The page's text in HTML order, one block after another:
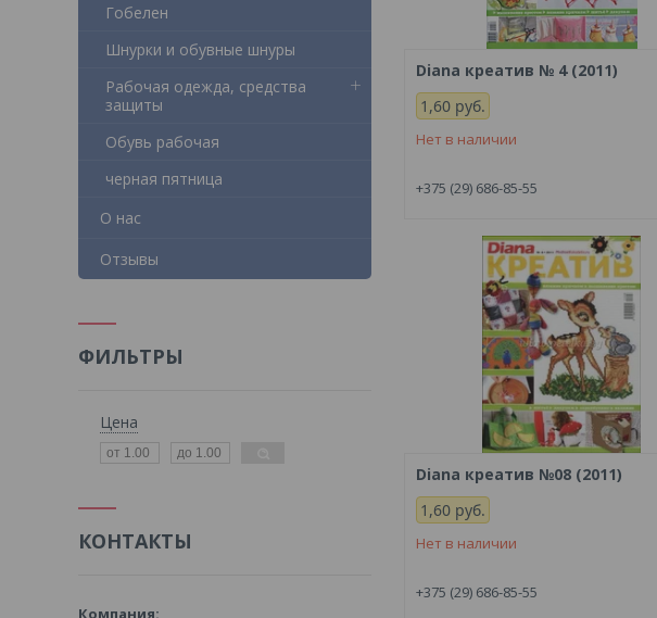
Diana креатив № 4 (2011)
1,60 руб.
Нет в наличии
+375 (29) 686-85-55
Diana креатив №08 (2011)
1,60 руб.
Нет в наличии
+375 (29) 686-85-55
Гобелен
Шнурки и обувные шнуры
Рабочая одежда, средства
защиты
Обувь рабочая
черная пятница
О нас
Отзывы
ФИЛЬТРЫ
Цена
КОНТАКТЫ